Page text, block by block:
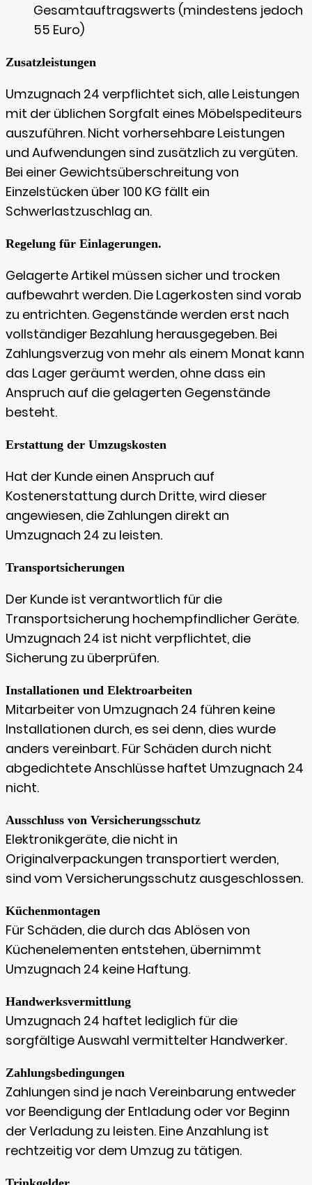
Gesamtauftragswerts (mindestens jedoch
55 Euro)
Zusatzleistungen
Umzugnach 24 verpflichtet sich, alle Leistungen
mit der üblichen Sorgfalt eines Möbelspediteurs
auszuführen. Nicht vorhersehbare Leistungen
und Aufwendungen sind zusätzlich zu vergüten.
Bei einer Gewichtsüberschreitung von
Einzelstücken über 100 KG fällt ein
Schwerlastzuschlag an.
Regelung für Einlagerungen.
Gelagerte Artikel müssen sicher und trocken
aufbewahrt werden. Die Lagerkosten sind vorab
zu entrichten. Gegenstände werden erst nach
vollständiger Bezahlung herausgegeben. Bei
Zahlungsverzug von mehr als einem Monat kann
das Lager geräumt werden, ohne dass ein
Anspruch auf die gelagerten Gegenstände
besteht.
Erstattung der Umzugskosten
Hat der Kunde einen Anspruch auf
Kostenerstattung durch Dritte, wird dieser
angewiesen, die Zahlungen direkt an
Umzugnach 24 zu leisten.
Transportsicherungen
Der Kunde ist verantwortlich für die
Transportsicherung hochempfindlicher Geräte.
Umzugnach 24 ist nicht verpflichtet, die
Sicherung zu überprüfen.
Installationen und Elektroarbeiten
Mitarbeiter von Umzugnach 24 führen keine
Installationen durch, es sei denn, dies wurde
anders vereinbart. Für Schäden durch nicht
abgedichtete Anschlüsse haftet Umzugnach 24
nicht.
Ausschluss von Versicherungsschutz
Elektronikgeräte, die nicht in
Originalverpackungen transportiert werden,
sind vom Versicherungsschutz ausgeschlossen.
Küchenmontagen
Für Schäden, die durch das Ablösen von
Küchenelementen entstehen, übernimmt
Umzugnach 24 keine Haftung.
Handwerksvermittlung
Umzugnach 24 haftet lediglich für die
sorgfältige Auswahl vermittelter Handwerker.
Zahlungsbedingungen
Zahlungen sind je nach Vereinbarung entweder
vor Beendigung der Entladung oder vor Beginn
der Verladung zu leisten. Eine Anzahlung ist
rechtzeitig vor dem Umzug zu tätigen.